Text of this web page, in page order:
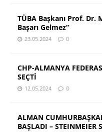
TÜBA Başkanı Prof. Dr.
Başarı Gelmez”
23.05.2024 0
CHP-ALMANYA
SEÇTİ
12.05.2024 0
ALMAN
BAŞLADI – STEINMEIER